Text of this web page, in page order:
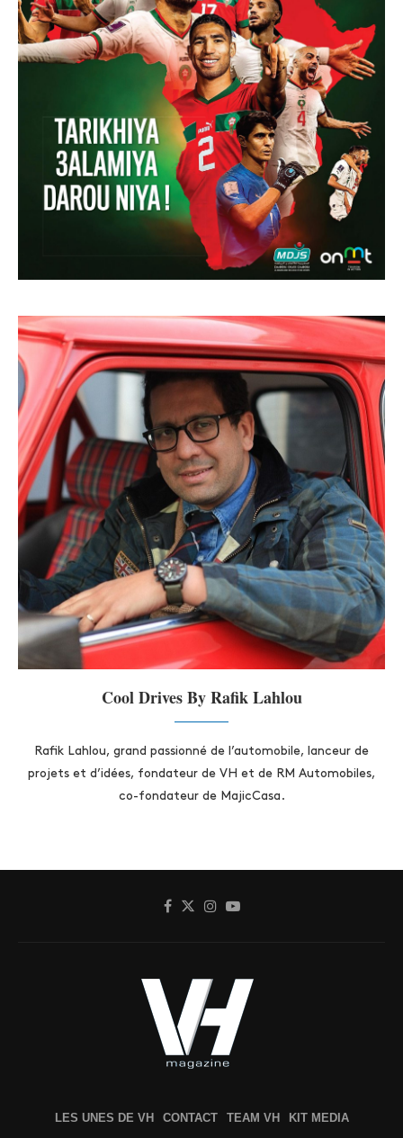
Cool Drives By Rafik Lahlou
Rafik Lahlou, grand passionné de l’automobile, lanceur de
projets et d’idées, fondateur de VH et de RM Automobiles,
co-fondateur de MajicCasa.
LES UNES DE VH CONTACT TEAM VH KIT MEDIA